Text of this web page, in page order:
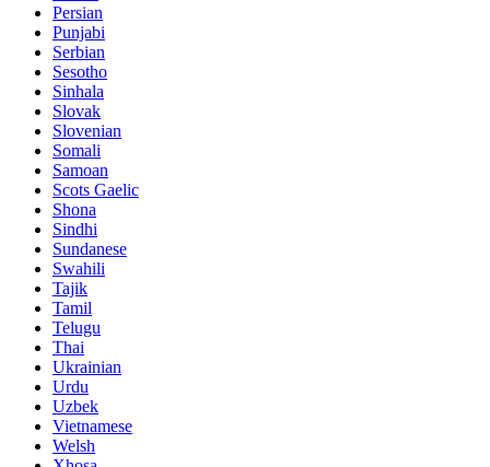
Persian
Punjabi
Serbian
Sesotho
Sinhala
Slovak
Slovenian
Somali
Samoan
Scots Gaelic
Shona
Sindhi
Sundanese
Swahili
Tajik
Tamil
Telugu
Thai
Ukrainian
Urdu
Uzbek
Vietnamese
Welsh